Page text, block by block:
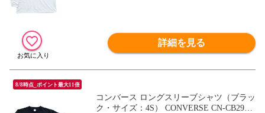
詳細を見る
8/8時点_ポイント最大11倍
コンバース ロングスリーブシャツ（ブラッ
ク・サイズ：4S） CONVERSE CN-CB2913